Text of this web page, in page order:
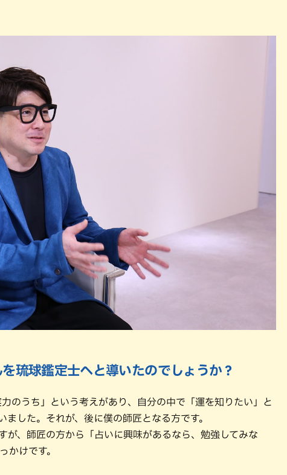
琉球鑑定士へと導いたのでしょうか？
のうち」という考えがあり、自分の中で「運を知りたい」と
ました。それが、後に僕の師匠となる方です。
が、師匠の方から「占いに興味があるなら、勉強してみな
かけです。